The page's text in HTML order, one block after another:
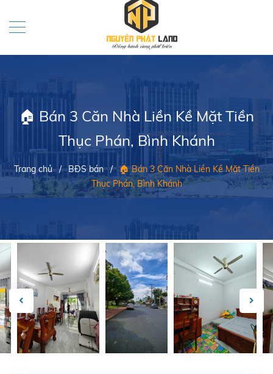
🏠 Bán 3 Căn Nhà Liền Kề Mặt Tiền
Thục Phán, Bình Khánh
Trang chủ / BĐS bán / 🏠 Bán 3 Căn Nhà Liền Kề Mặt Tiền
Thục Phán, Bình Khánh